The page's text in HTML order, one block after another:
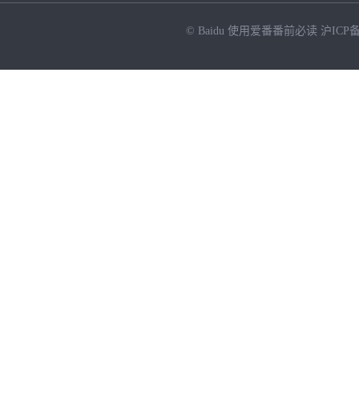
© Baidu 使用爱番番前必读 沪ICP